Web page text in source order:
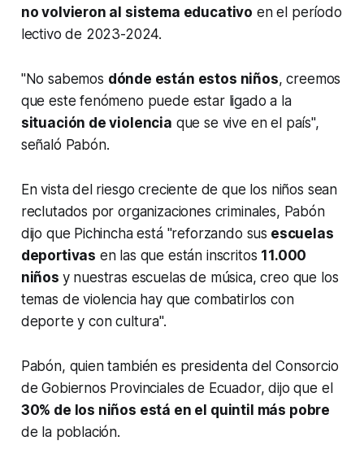
no volvieron al sistema educativo en el período
lectivo de 2023-2024.
"No sabemos dónde están estos niños, creemos
que este fenómeno puede estar ligado a la
situación de violencia que se vive en el país",
señaló Pabón.
En vista del riesgo creciente de que los niños sean
reclutados por organizaciones criminales, Pabón
dijo que Pichincha está "reforzando sus escuelas
deportivas en las que están inscritos 11.000
niños y nuestras escuelas de música, creo que los
temas de violencia hay que combatirlos con
deporte y con cultura".
Pabón, quien también es presidenta del Consorcio
de Gobiernos Provinciales de Ecuador, dijo que el
30% de los niños está en el quintil más pobre
de la población.